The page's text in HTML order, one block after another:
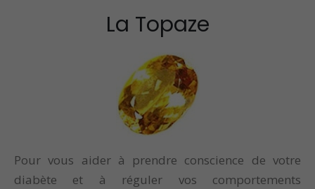
La Topaze
Pour vous aider à prendre conscience de votre
diabète et à réguler vos comportements